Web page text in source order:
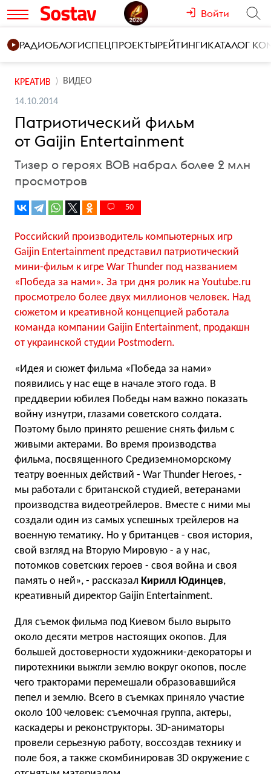
Войти
РАДИОБЛОГИСПЕЦПРОЕКТЫРЕЙТИНГИКАТАЛОГ
КРЕАТИВ ВИДЕО
14.10.2014
Патриотический фильм
от Gaijin Entertainment
Тизер о героях ВОВ набрал более 2 млн
просмотров
50
Российский производитель компьютерных игр
Gaijin Entertainment представил патриотический
мини-фильм к игре War Thunder под названием
«Победа за нами». За три дня ролик на Youtube.ru
просмотрело более двух миллионов человек. Над
сюжетом и креативной концепцией работала
команда компании Gaijin Entertainment, продакшн
от украинской студии Postmodern.
«Идея и сюжет фильма «Победа за нами»
появились у нас еще в начале этого года. В
преддверии юбилея Победы нам важно показать
войну изнутри, глазами советского солдата.
Поэтому было принято решение снять фильм с
живыми актерами. Во время производства
фильма, посвященного Средиземноморскому
театру военных действий - War Thunder Heroes, -
мы работали с британской студией, ветеранами
производства видеотрейлеров. Вместе с ними мы
создали один из самых успешных трейлеров на
военную тематику. Но у британцев - своя история,
свой взгляд на Вторую Мировую - а у нас,
потомков советских героев - своя война и своя
память о ней», - рассказал Кирилл Юдинцев,
креативный директор Gaijin Entertainment.
Для съемок фильма под Киевом было вырыто
около десяти метров настоящих окопов. Для
большей достоверности художники-декораторы и
пиротехники выжгли землю вокруг окопов, после
чего тракторами перемешали образовавшийся
пепел и землю. Всего в съемках приняло участие
около 100 человек: съемочная группа, актеры,
каскадеры и реконструкторы. 3D-аниматоры
провели серьезную работу, воссоздав технику и
поле боя, а также скомбинировав 3D окружение с